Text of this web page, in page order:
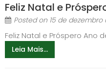
Feliz Natal e
Posted on 15 de dezembro
Feliz Natal e Próspero Ano
Leia Mais...